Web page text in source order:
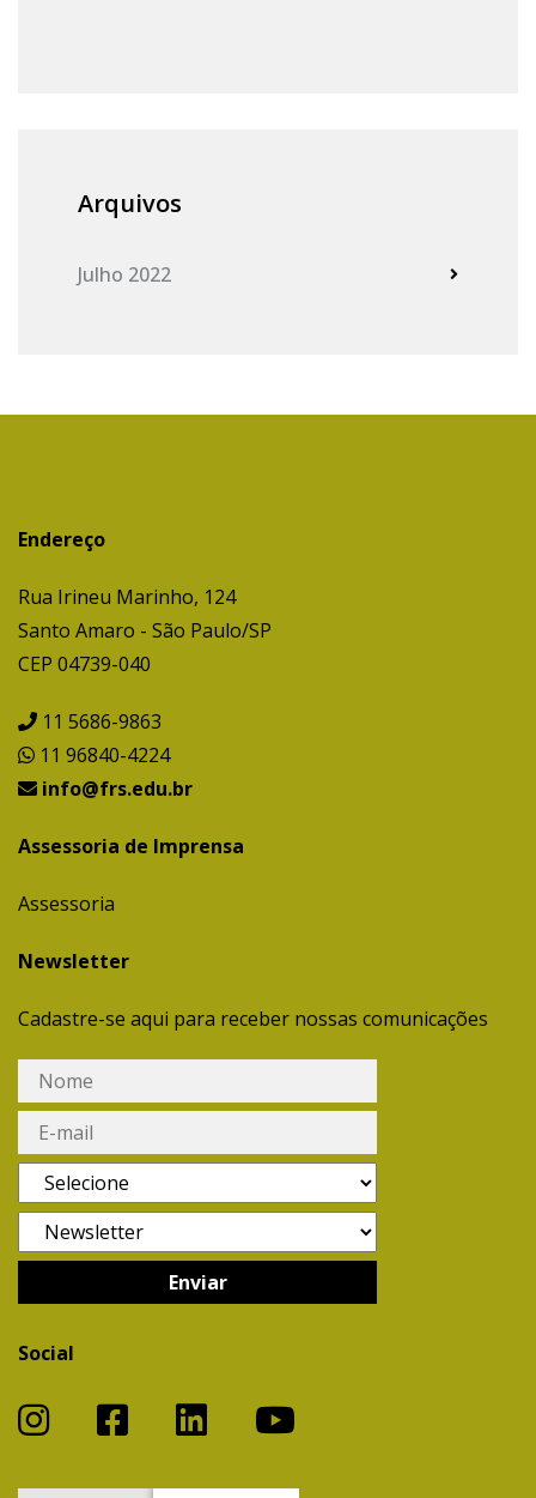
Arquivos
Julho 2022
Endereço
Rua Irineu Marinho, 124
Santo Amaro - São Paulo/SP
CEP 04739-040
11 5686-9863
11 96840-4224
info@frs.edu.br
Assessoria de Imprensa
Assessoria
Newsletter
Cadastre-se aqui para receber nossas comunicações
Social